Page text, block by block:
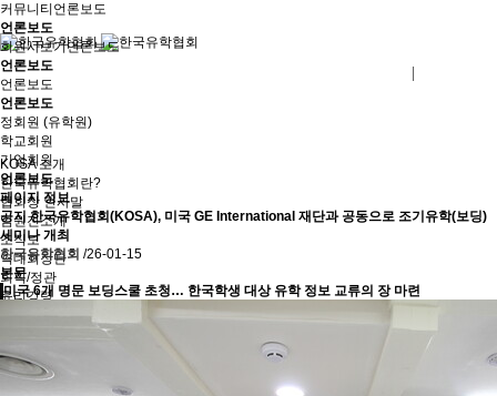
KOSA 소개
한국유학협회란?
협회장 인사말
임원진소개
조직도
역대회장단
회칙/정관
윤리강령
절차대행 표준약관
오시는길
회원사보기
정회원(유학원)
커뮤니티 언론보도
언론보도
회원사보기언론보도
언론보도
언론보도
언론보도
정회원 (유학원)
학교회원
기업회원
언론보도
페이지 정보
공지 한국유학협회(KOSA), 미국 GE International 재단과 공동으로 조기유학(보딩)
세미나 개최
한국유학협회 /26-01-15
본문
미국 6개 명문 보딩스쿨 초청… 한국학생 대상 유학 정보 교류의 장 마련